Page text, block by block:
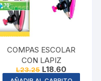
COMPAS ESCOLAR
CON LAPIZ
L23.25 Original
price
L18.60
price